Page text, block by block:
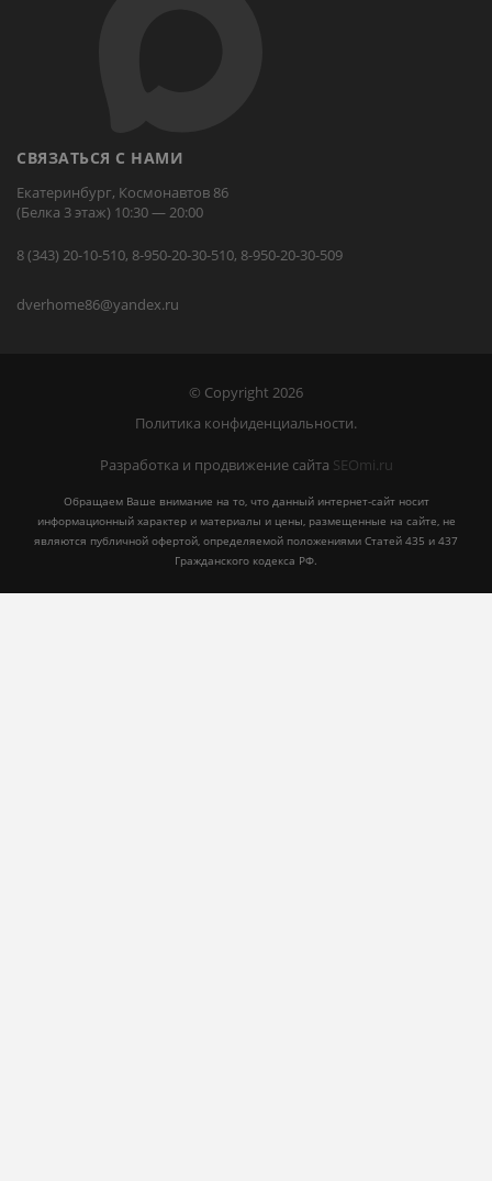
СВЯЗАТЬСЯ С НАМИ
Екатеринбург, Космонавтов 86
(Белка 3 этаж) 10:30 — 20:00
8 (343) 20-10-510, 8-950-20-30-510, 8-950-20-30-509
dverhome86@yandex.ru
© Copyright 2026
Политика конфиденциальности.
Разработка и продвижение сайта SEOmi.ru
Обращаем Ваше внимание на то, что данный интернет-сайт носит
информационный характер и материалы и цены, размещенные на сайте, не
являются публичной офертой, определяемой положениями Статей 435 и 437
Гражданского кодекса РФ.